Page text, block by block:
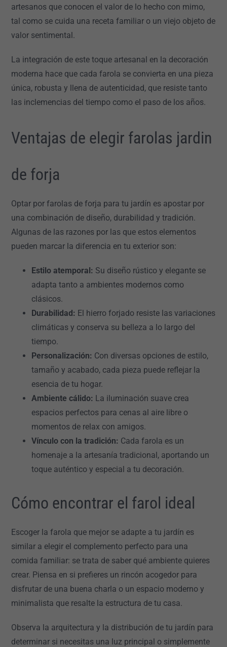
artesanos que conocen el valor de lo hecho con mimo,
tal como se cuida una receta familiar o un viejo objeto de
valor sentimental.
La integración de este toque artesanal en la decoración
moderna hace que cada farola se convierta en una pieza
única, robusta y llena de autenticidad, que resiste tanto
las inclemencias del tiempo como el paso de los años.
Ventajas de elegir farolas jardin
de forja
Optar por farolas de forja para tu jardín es apostar por
una combinación de diseño, durabilidad y tradición.
Algunas de las razones por las que estos elementos
pueden marcar la diferencia en tu exterior son:
Estilo atemporal: Su diseño rústico y elegante se
adapta tanto a ambientes modernos como
clásicos.
Durabilidad: El hierro forjado resiste las variaciones
climáticas y conserva su belleza a lo largo del
tiempo.
Personalización: Con diversas opciones de estilo,
tamaño y acabado, cada pieza puede reflejar la
esencia de tu hogar.
Ambiente cálido: La iluminación suave crea
espacios perfectos para cenas al aire libre o
momentos de relax con amigos.
Vínculo con la tradición: Cada farola es un
homenaje a la artesanía tradicional, aportando un
toque auténtico y especial a tu decoración.
Cómo encontrar el farol ideal
Escoger la farola que mejor se adapte a tu jardín es
similar a elegir el complemento perfecto para una
comida familiar: se trata de saber qué ambiente quieres
crear. Piensa en si prefieres un rincón acogedor para
disfrutar de una buena charla o un espacio moderno y
minimalista que resalte la estructura de tu casa.
Observa la arquitectura y la distribución de tu jardín para
determinar si necesitas una luz principal o simplemente